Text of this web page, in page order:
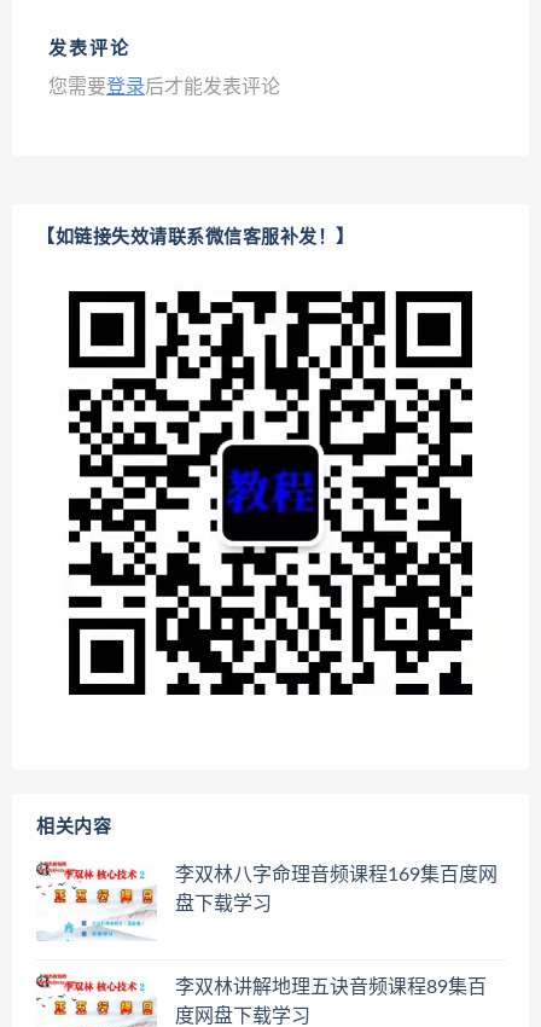
发表评论
您需要登录后才能发表评论
【如链接失效请联系微信客服补发！】
相关内容
李双林八字命理音频课程169集百度网
盘下载学习
李双林讲解地理五诀音频课程89集百
度网盘下载学习